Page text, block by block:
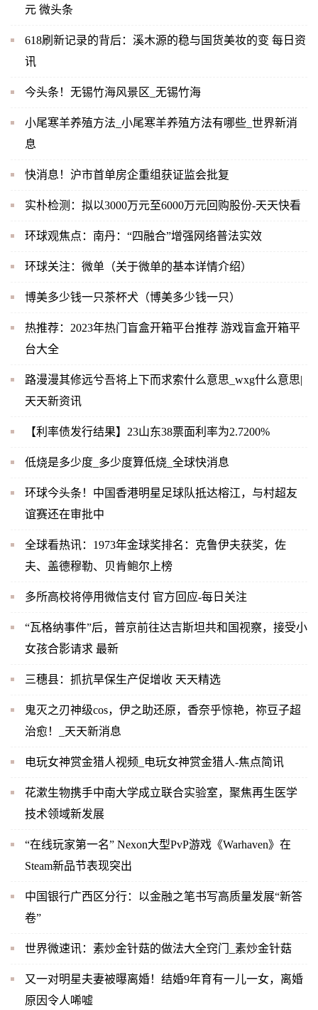
元 微头条
618刷新记录的背后：溪木源的稳与国货美妆的变 每日资
讯
今头条！无锡竹海风景区_无锡竹海
小尾寒羊养殖方法_小尾寒羊养殖方法有哪些_世界新消
息
快消息！沪市首单房企重组获证监会批复
实朴检测：拟以3000万元至6000万元回购股份-天天快看
环球观焦点：南丹：“四融合”增强网络普法实效
环球关注：微单（关于微单的基本详情介绍）
博美多少钱一只茶杯犬（博美多少钱一只）
热推荐：2023年热门盲盒开箱平台推荐 游戏盲盒开箱平
台大全
路漫漫其修远兮吾将上下而求索什么意思_wxg什么意思|
天天新资讯
【利率债发行结果】23山东38票面利率为2.7200%
低烧是多少度_多少度算低烧_全球快消息
环球今头条！中国香港明星足球队抵达榕江，与村超友
谊赛还在审批中
全球看热讯：1973年金球奖排名：克鲁伊夫获奖，佐
夫、盖德穆勒、贝肯鲍尔上榜
多所高校将停用微信支付 官方回应-每日关注
“瓦格纳事件”后，普京前往达吉斯坦共和国视察，接受小
女孩合影请求 最新
三穗县：抓抗旱保生产促增收 天天精选
鬼灭之刃神级cos，伊之助还原，香奈乎惊艳，祢豆子超
治愈！_天天新消息
电玩女神赏金猎人视频_电玩女神赏金猎人-焦点简讯
花漱生物携手中南大学成立联合实验室，聚焦再生医学
技术领域新发展
“在线玩家第一名” Nexon大型PvP游戏《Warhaven》在
Steam新品节表现突出
中国银行广西区分行：以金融之笔书写高质量发展“新答
卷”
世界微速讯：素炒金针菇的做法大全窍门_素炒金针菇
又一对明星夫妻被曝离婚！结婚9年育有一儿一女，离婚
原因令人唏嘘